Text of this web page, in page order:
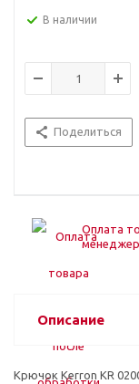
В наличии
Поделиться
Оплата
Описание
Крючок Kerron KR